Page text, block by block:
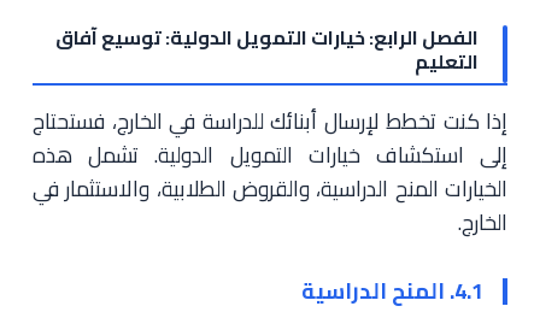
الفصل الرابع: خيارات التمويل الدولية: توسيع آفاق
التعليم
إذا كنت تخطط لإرسال أبنائك للدراسة في الخارج، فستحتاج
إلى استكشاف خيارات التمويل الدولية. تشمل هذه
الخيارات المنح الدراسية، والقروض الطلابية، والاستثمار في
الخارج.
4.1. المنح الدراسية